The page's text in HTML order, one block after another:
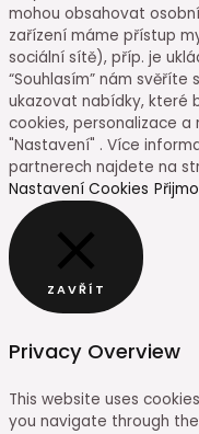
mohou obsahovat
zařízení máme přístup
sociální sítě), příp. je
“Souhlasím” nám
ukazovat nabídky, které
cookies, personalizace
"Nastavení" . Více
partnerech najdete na
Nastavení Cookies
ZAVŘÍT
Privacy Overview
This website uses
you navigate through